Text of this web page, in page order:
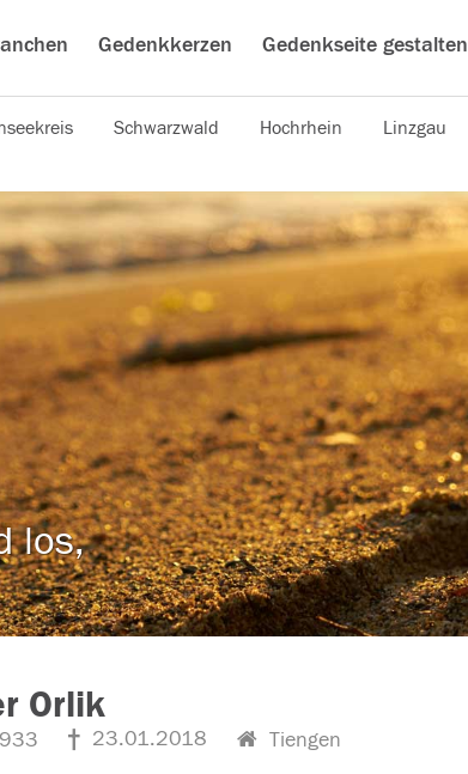
Gedenkkerzen Gedenkseite gestalten
Schwarzwald Hochrhein Linzgau
los,
Orlik
23.01.2018 Tiengen